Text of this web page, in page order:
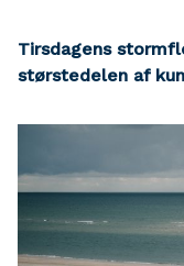
Tirsdagens
størstedelen af